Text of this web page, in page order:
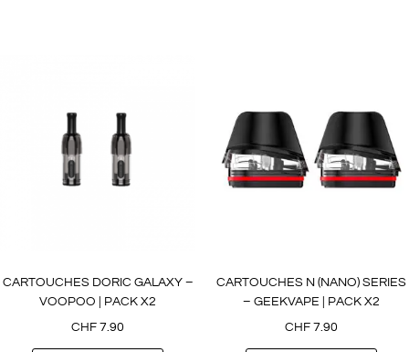
CARTOUCHES DORIC GALAXY –
VOOPOO | PACK X2
CHF 7.90
CARTOUCHES N (NANO) SERIES
– GEEKVAPE | PACK X2
CHF 7.90